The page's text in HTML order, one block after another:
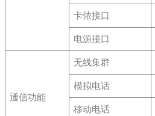
卡侬接口
电源接口
通信功能
无线集群
模拟电话
移动电话